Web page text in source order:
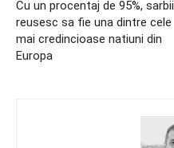
Cu un procentaj de 95%, sarbii
reusesc sa fie una dintre cele
mai credincioase natiuni din
Europa